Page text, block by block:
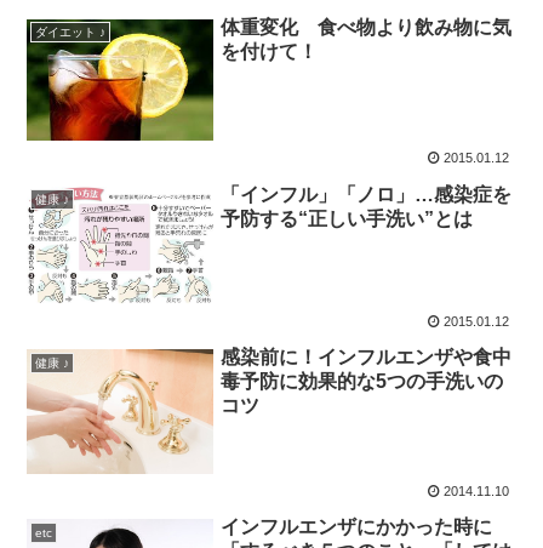
ダイエット ♪
体重変化 食べ物より飲み物に気
を付けて！
2015.01.12
健康 ♪
「インフル」「ノロ」…感染症を
予防する“正しい手洗い”とは
2015.01.12
健康 ♪
感染前に！インフルエンザや食中
毒予防に効果的な5つの手洗いの
コツ
2014.11.10
etc
インフルエンザにかかった時に